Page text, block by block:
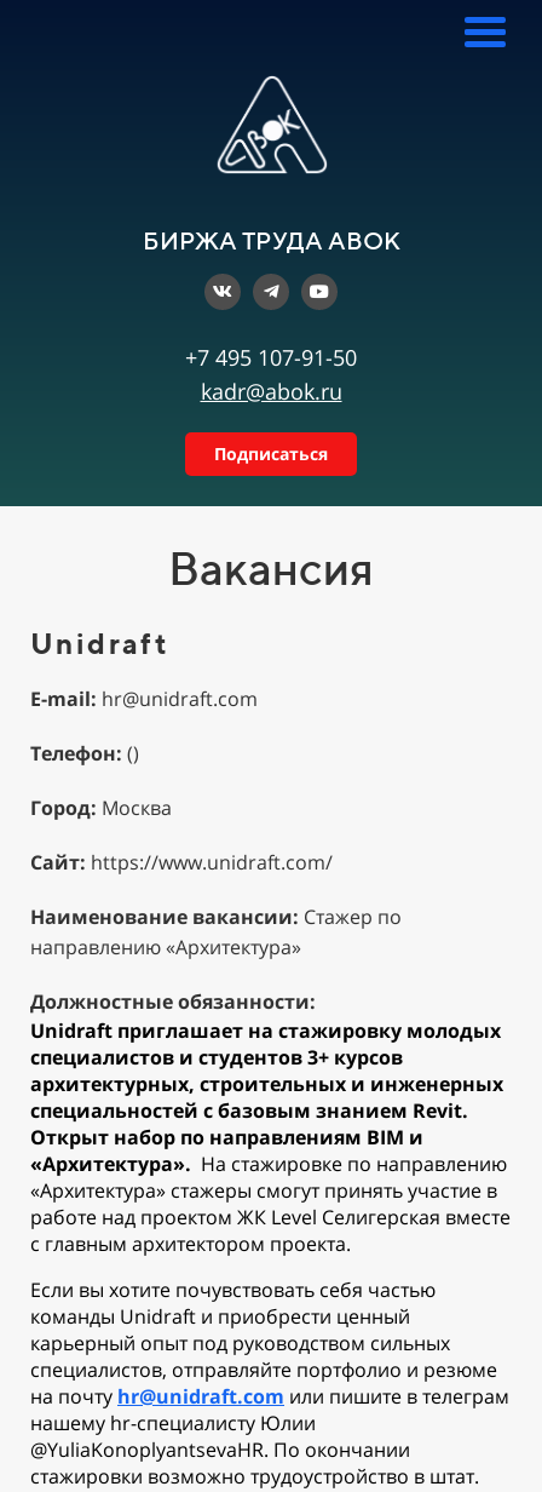
БИРЖА ТРУДА АВОК
+7 495 107-91-50
kadr@abok.ru
Подписаться
Вакансия
Unidraft
E-mail: hr@unidraft.com
Телефон: ()
Город: Москва
Сайт: https://www.unidraft.com/
Наименование вакансии: Стажер по
направлению «Архитектура»
Должностные обязанности:
Unidraft приглашает на стажировку молодых
специалистов и студентов 3+ курсов
архитектурных, строительных и инженерных
специальностей с базовым знанием Revit.
Открыт набор по направлениям BIM и
«Архитектура». На стажировке по направлению
«Архитектура» стажеры смогут принять участие в
работе над проектом ЖК Level Селигерская вместе
с главным архитектором проекта.
Если вы хотите почувствовать себя частью
команды Unidraft и приобрести ценный
карьерный опыт под руководством сильных
специалистов, отправляйте портфолио и резюме
на почту hr@unidraft.com или пишите в телеграм
нашему hr-специалисту Юлии
@YuliaKonoplyantsevaHR. По окончании
стажировки возможно трудоустройство в штат.